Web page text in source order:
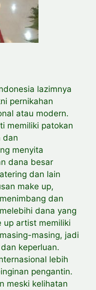
lazimnya
pernikahan
atau modern.
memiliki patokan
dan
menyita
dana besar
dan lain
make up,
dan
dana yang
up artist memiliki
masing, jadi
keperluan.
lebih
pengantin.
meski kelihatan